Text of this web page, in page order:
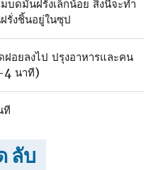
บดมันฝรั่งเล็กน้อย สิ่งนี้จะทํา
รั่งชิ้นอยู่ในซุป
อยลงไป ปรุงอาหารและคน
4 นาที)
ที
ลับ